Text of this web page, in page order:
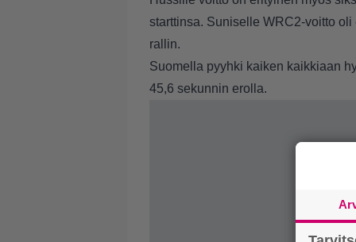
starttinsa. Suniselle WRC2-voitto
rallin.
Suomella pyyhki kaiken kaikkiaan
45,6 sekunnin erolla.